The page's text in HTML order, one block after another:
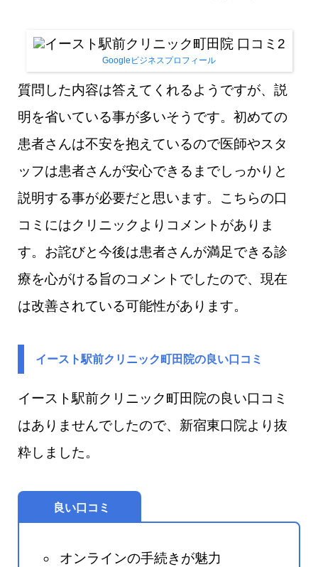
Googleビジネスプロフィール
質問した内容は答えてくれるようですが、説
明を省いている事が多いそうです。初めての
患者さんは不安を抱えているので医師やスタ
ッフは患者さんが安心できるまでしっかりと
説明する事が必要だと思います。こちらの口
コミにはクリニックよりコメントがありま
す。お詫びと今後は患者さんが満足できる診
療を心がける旨のコメントでしたので、現在
は改善されている可能性があります。
イースト駅前クリニック町田院の良い口コミ
イースト駅前クリニック町田院の良い口コミ
はありませんでしたので、新宿東口院より抜
粋しました。
良い口コミ
オンラインの手続きが魅力